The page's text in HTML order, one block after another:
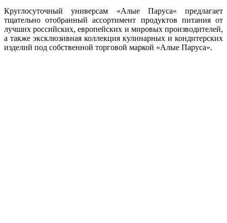
Круглосуточный универсам «Алые Паруса» предлагает
тщательно отобранный ассортимент продуктов питания от
лучших российских, европейских и мировых производителей,
а также эксклюзивная коллекция кулинарных и кондитерских
изделий под собственной торговой маркой «Алые Паруса».